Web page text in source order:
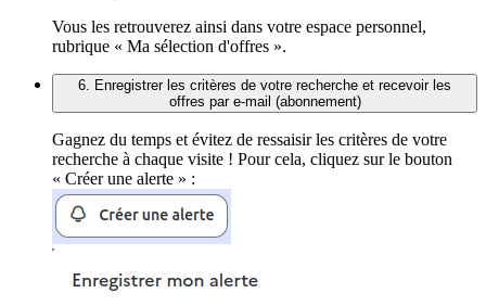
Vous les retrouverez ainsi dans votre espace personnel,
rubrique « Ma sélection d'offres ».
6. Enregistrer les critères de votre recherche et recevoir les
offres par e-mail (abonnement)
Gagnez du temps et évitez de ressaisir les critères de votre
recherche à chaque visite ! Pour cela, cliquez sur le bouton
« Créer une alerte » :